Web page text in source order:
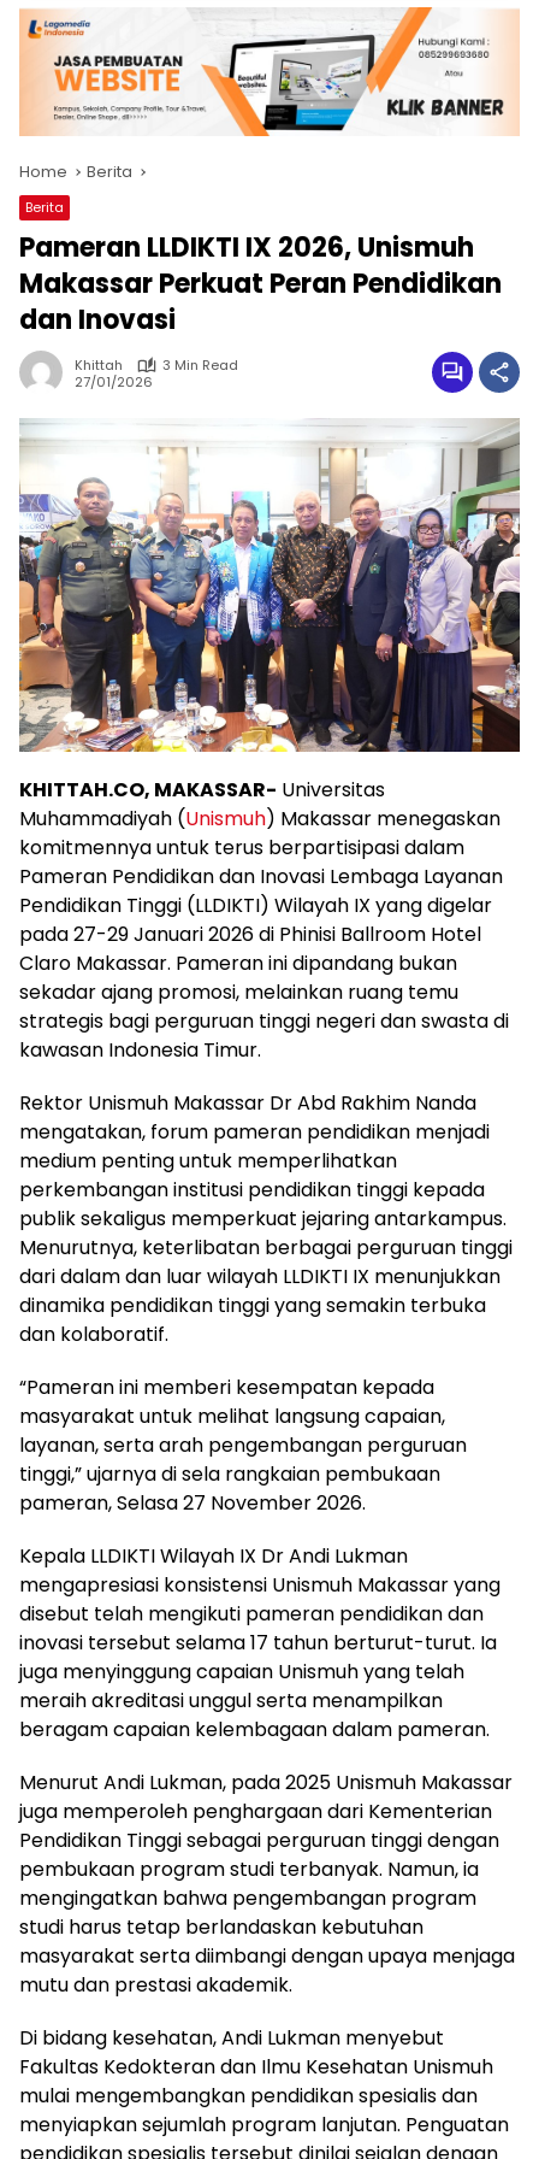
Home Berita
Berita
Pameran LLDIKTI IX 2026, Unismuh
Makassar Perkuat Peran Pendidikan
dan Inovasi
Khittah
3 Min Read
27/01/2026
KHITTAH.CO, MAKASSAR- Universitas
Muhammadiyah (Unismuh) Makassar menegaskan
komitmennya untuk terus berpartisipasi dalam
Pameran Pendidikan dan Inovasi Lembaga Layanan
Pendidikan Tinggi (LLDIKTI) Wilayah IX yang digelar
pada 27-29 Januari 2026 di Phinisi Ballroom Hotel
Claro Makassar. Pameran ini dipandang bukan
sekadar ajang promosi, melainkan ruang temu
strategis bagi perguruan tinggi negeri dan swasta di
kawasan Indonesia Timur.
Rektor Unismuh Makassar Dr Abd Rakhim Nanda
mengatakan, forum pameran pendidikan menjadi
medium penting untuk memperlihatkan
perkembangan institusi pendidikan tinggi kepada
publik sekaligus memperkuat jejaring antarkampus.
Menurutnya, keterlibatan berbagai perguruan tinggi
dari dalam dan luar wilayah LLDIKTI IX menunjukkan
dinamika pendidikan tinggi yang semakin terbuka
dan kolaboratif.
“Pameran ini memberi kesempatan kepada
masyarakat untuk melihat langsung capaian,
layanan, serta arah pengembangan perguruan
tinggi,” ujarnya di sela rangkaian pembukaan
pameran, Selasa 27 November 2026.
Kepala LLDIKTI Wilayah IX Dr Andi Lukman
mengapresiasi konsistensi Unismuh Makassar yang
disebut telah mengikuti pameran pendidikan dan
inovasi tersebut selama 17 tahun berturut-turut. Ia
juga menyinggung capaian Unismuh yang telah
meraih akreditasi unggul serta menampilkan
beragam capaian kelembagaan dalam pameran.
Menurut Andi Lukman, pada 2025 Unismuh Makassar
juga memperoleh penghargaan dari Kementerian
Pendidikan Tinggi sebagai perguruan tinggi dengan
pembukaan program studi terbanyak. Namun, ia
mengingatkan bahwa pengembangan program
studi harus tetap berlandaskan kebutuhan
masyarakat serta diimbangi dengan upaya menjaga
mutu dan prestasi akademik.
Di bidang kesehatan, Andi Lukman menyebut
Fakultas Kedokteran dan Ilmu Kesehatan Unismuh
mulai mengembangkan pendidikan spesialis dan
menyiapkan sejumlah program lanjutan. Penguatan